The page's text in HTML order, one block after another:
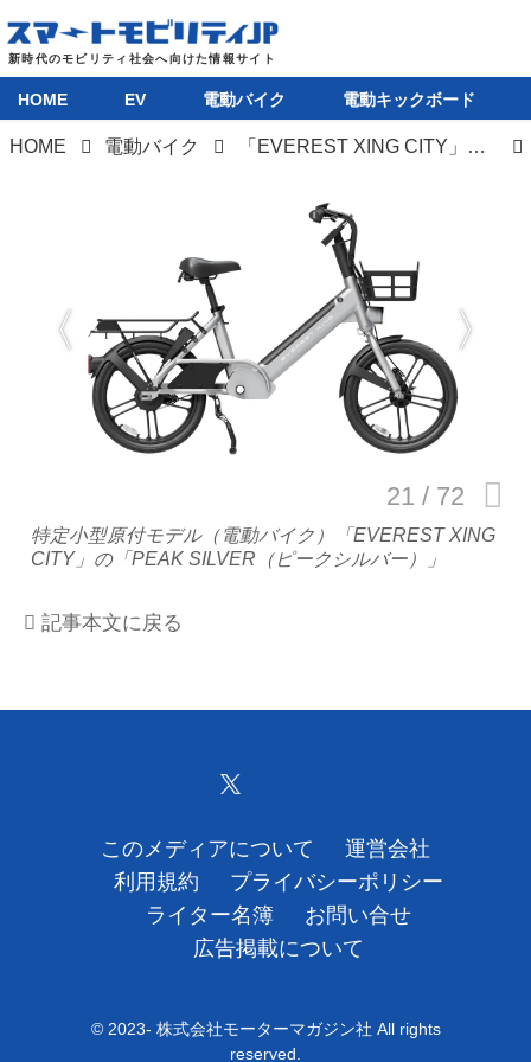
電動バイク
電動キックボード
ライフスタイル
テクノロジー
運営会社
利用規約
お問い合せ
広告掲載について
HOME EV 電動バイク 電動キックボード
HOME 電動バイク 「EVEREST XING CITY」シリーズは特定小型原付と電動アシスト自転車の二本立てで、驚異の登坂性能51％を誇る
特定小型原付モデル（電動バイク）「EVEREST XING
CITY」の「PEAK SILVER（ピークシルバー）」
記事本文に戻る
このメディアについて
運営会社
利用規約
プライバシーポリシー
ライター名簿
お問い合せ
広告掲載について
© 2023- 株式会社モーターマガジン社 All rights
reserved.